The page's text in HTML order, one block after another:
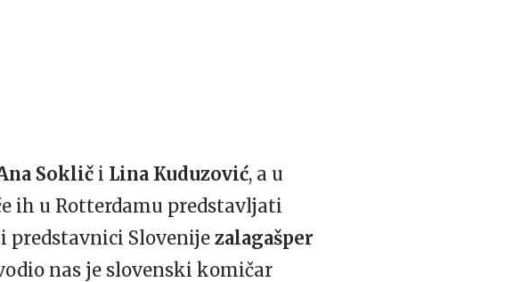
Soklič i Lina Kuduzović, a u
ih u Rotterdamu predstavljati
predstavnici Slovenije zalagašper
nas je slovenski komičar